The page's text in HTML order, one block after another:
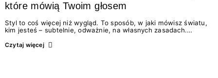
które mówią Twoim głosem
Styl to coś więcej niż wygląd. To sposób, w jaki mówisz światu,
kim jesteś – subtelnie, odważnie, na własnych zasadach.
SADVA spotykają się we wspólnej opowieści o kobiecości,
Czytaj więcej